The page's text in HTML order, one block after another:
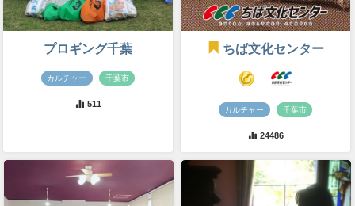
プロギング千葉
カルチャー 千葉市
511
ちば文化センター
カルチャー 千葉市
24486